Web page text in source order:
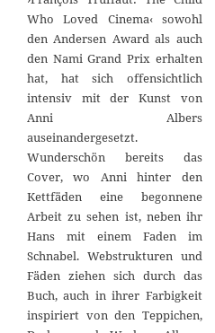
Who Loved Cinema‹ sowohl
den Andersen Award als auch
den Nami Grand Prix erhalten
hat, hat sich offensichtlich
intensiv mit der Kunst von
Anni Albers
auseinandergesetzt.
Wunderschön bereits das
Cover, wo Anni hinter den
Kettfäden eine begonnene
Arbeit zu sehen ist, neben ihr
Hans mit einem Faden im
Schnabel. Webstrukturen und
Fäden ziehen sich durch das
Buch, auch in ihrer Farbigkeit
inspiriert von den Teppichen,